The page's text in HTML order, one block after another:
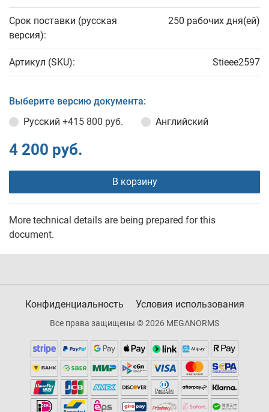
Срок поставки (русская
версия):
250 рабочих дня(ей)
Артикул (SKU): Stieee2597
Выберите версию документа:
Русский +415 800 руб. Английский
4 200 руб.
В корзину
More technical details are being prepared for this
document.
Конфиденциальность Условия использования
Все права защищены © 2026 MEGANORMS